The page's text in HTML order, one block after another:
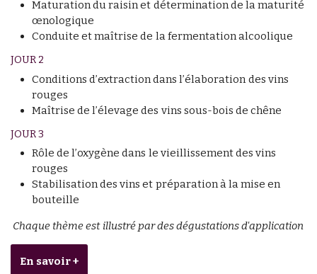
Maturation du raisin et détermination de la maturité
œnologique
Conduite et maîtrise de la fermentation alcoolique
JOUR 2
Conditions d’extraction dans l’élaboration des vins
rouges
Maîtrise de l’élevage des vins sous-bois de chêne
JOUR 3
Rôle de l’oxygène dans le vieillissement des vins
rouges
Stabilisation des vins et préparation à la mise en
bouteille
Chaque thème est illustré par des dégustations d'application
En savoir +